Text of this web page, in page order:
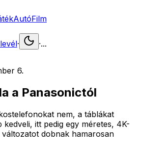
AutóFilm
· ·...
6.
a Panasonictól
nem, a táblákat
itt pedig egy méretes, 4K-
dobnak hamarosan